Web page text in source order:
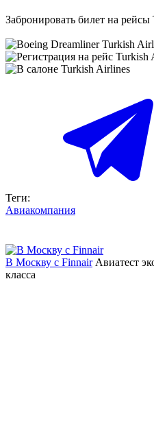
Забронировать билет на
Теги:
Авиакомпания
В Москву с Finnair Авиатест
класса